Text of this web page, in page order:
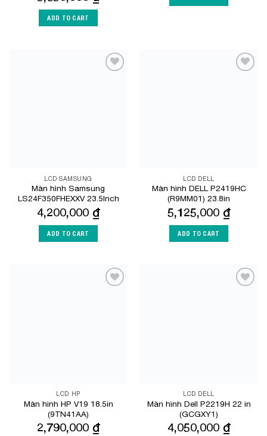
ADD TO CART
LCD SAMSUNG
Màn hình Samsung
LS24F350FHEXXV 23.5Inch
4,200,000 ₫
ADD TO CART
LCD DELL
Màn hình DELL P2419HC
(R9MM01) 23.8in
5,125,000 ₫
ADD TO CART
LCD HP
Màn hình HP V19 18.5in
(9TN41AA)
2,790,000 ₫
LCD DELL
Màn hình Dell P2219H 22 in
(GCGXY1)
4,050,000 ₫